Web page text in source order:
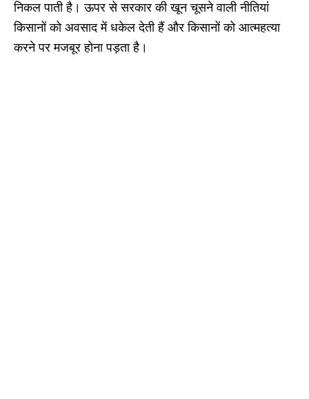
निकल पाती है। ऊपर से सरकार की खून चूसने वाली नीतियां
किसानों को अवसाद में धकेल देती हैं और किसानों को आत्महत्या
करने पर मजबूर होना पड़ता है।